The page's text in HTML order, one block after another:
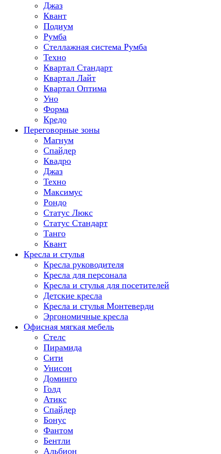
Джаз
Квант
Подиум
Румба
Стеллажная система Румба
Техно
Квартал Стандарт
Квартал Лайт
Квартал Оптима
Уно
Форма
Кредо
Переговорные зоны
Магнум
Спайдер
Квадро
Джаз
Техно
Максимус
Рондо
Статус Люкс
Статус Стандарт
Танго
Квант
Кресла и стулья
Кресла руководителя
Кресла для персонала
Кресла и стулья для посетителей
Детские кресла
Кресла и стулья Монтеверди
Эргономичные кресла
Офисная мягкая мебель
Стелс
Пирамида
Сити
Унисон
Доминго
Голд
Атикс
Спайдер
Бонус
Фантом
Бентли
Альбион